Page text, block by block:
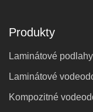
Produkty
Laminátové podlahy
Laminátové
Kompozitné